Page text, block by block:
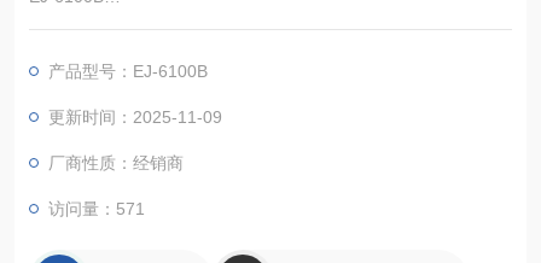
丰富的阵容，15种型号可供选择，
我们还拥有一系列高分辨率型号，范围从 0.2mg 的微小测量到高
达 6.1kg 的大容量测量。
产品型号：EJ-6100B
更新时间：2025-11-09
厂商性质：经销商
访问量：571